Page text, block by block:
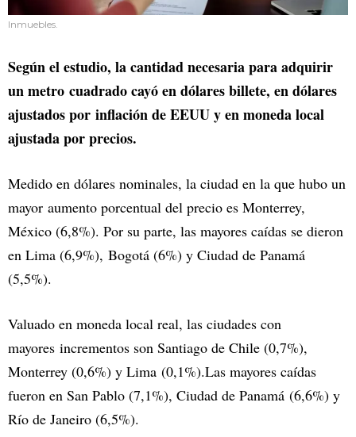
Inmuebles.
Según el estudio, la cantidad necesaria para adquirir
un metro cuadrado cayó en dólares billete, en dólares
ajustados por inflación de EEUU y en moneda local
ajustada por precios.
Medido en dólares nominales, la ciudad en la que hubo un
mayor aumento porcentual del precio es Monterrey,
México (6,8%). Por su parte, las mayores caídas se dieron
en Lima (6,9%), Bogotá (6%) y Ciudad de Panamá
(5,5%).
Valuado en moneda local real, las ciudades con
mayores incrementos son Santiago de Chile (0,7%),
Monterrey (0,6%) y Lima (0,1%).Las mayores caídas
fueron en San Pablo (7,1%), Ciudad de Panamá (6,6%) y
Río de Janeiro (6,5%).